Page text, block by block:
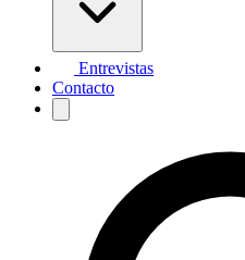
Entrevistas
Contacto